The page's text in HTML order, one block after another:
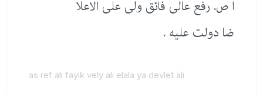
ا ص. رفع عالی فائق ولی علی الاعلا
ضا دولت علیه .
as ref ali fayik vely ali elala ya devlet ali